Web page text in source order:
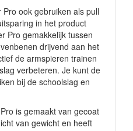
ook gebruiken als pull
in het product
Pro gemakkelijk tussen
drijvend aan het
de armspieren trainen
verbeteren. Je kunt de
bij de schoolslag en
is gemaakt van gecoat
van gewicht en heeft